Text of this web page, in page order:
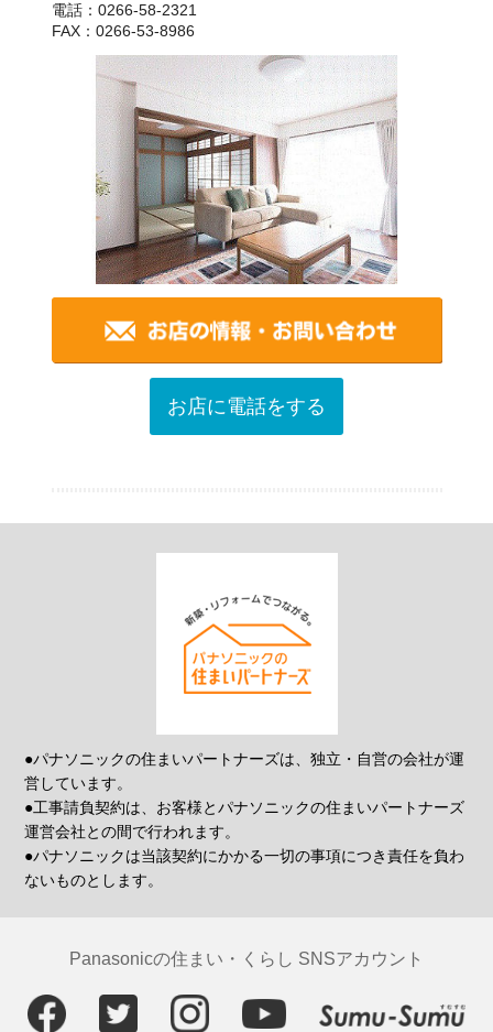
電話：0266-58-2321
FAX：0266-53-8986
お店に電話をする
●パナソニックの住まいパートナーズは、独立・自営の会社が運
営しています。
●工事請負契約は、お客様とパナソニックの住まいパートナーズ
運営会社との間で行われます。
●パナソニックは当該契約にかかる一切の事項につき責任を負わ
ないものとします。
Panasonicの住まい・くらし SNSアカウント